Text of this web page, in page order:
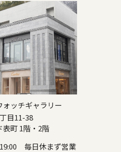
ッチギャラリー
目11-38
町 1階・2階
毎日休まず営業